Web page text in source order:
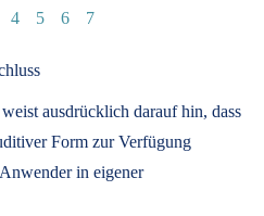
4 5 6 7
ausdrücklich darauf hin, dass
Form zur Verfügung
in eigener